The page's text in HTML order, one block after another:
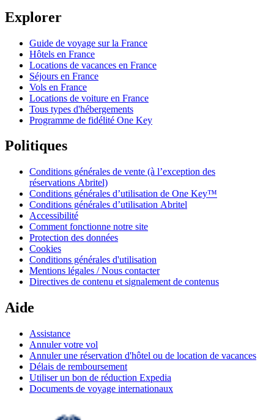
Explorer
Guide de voyage sur la France
Hôtels en France
Locations de vacances en France
Séjours en France
Vols en France
Locations de voiture en France
Tous types d'hébergements
Programme de fidélité One Key
Politiques
Conditions générales de vente (à l’exception des
réservations Abritel)
Conditions générales d’utilisation de One Key™
Conditions générales d’utilisation Abritel
Accessibilité
Comment fonctionne notre site
Protection des données
Cookies
Conditions générales d'utilisation
Mentions légales / Nous contacter
Directives de contenu et signalement de contenus
Aide
Assistance
Annuler votre vol
Annuler une réservation d'hôtel ou de location de vacances
Délais de remboursement
Utiliser un bon de réduction Expedia
Documents de voyage internationaux